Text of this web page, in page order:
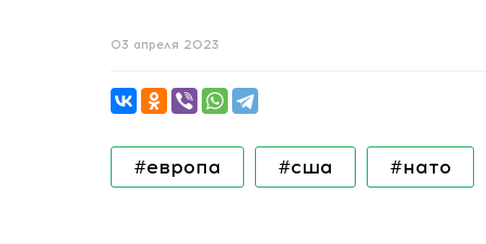
03 апреля 2023
#европа #сша #нато